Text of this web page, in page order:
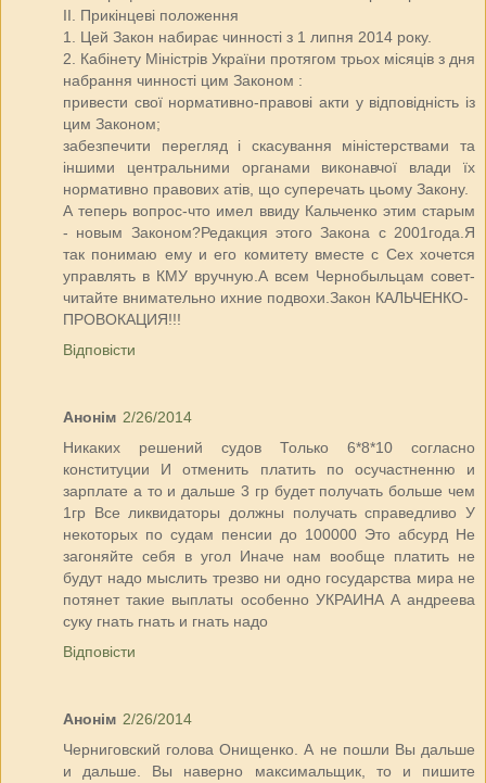
ІІ. Прикінцеві положення
1. Цей Закон набирає чинності з 1 липня 2014 року.
2. Кабінету Міністрів України протягом трьох місяців з дня
набрання чинності цим Законом :
привести свої нормативно-правові акти у відповідність із
цим Законом;
забезпечити перегляд і скасування міністерствами та
іншими центральними органами виконавчої влади їх
нормативно правових атів, що суперечать цьому Закону.
А теперь вопрос-что имел ввиду Кальченко этим старым
- новым Законом?Редакция этого Закона с 2001года.Я
так понимаю ему и его комитету вместе с Сех хочется
управлять в КМУ вручную.А всем Чернобыльцам совет-
читайте внимательно ихние подвохи.Закон КАЛЬЧЕНКО-
ПРОВОКАЦИЯ!!!
Відповісти
Анонім 2/26/2014
Никаких решений судов Только 6*8*10 согласно
конституции И отменить платить по осучастненню и
зарплате а то и дальше 3 гр будет получать больше чем
1гр Все ликвидаторы должны получать справедливо У
некоторых по судам пенсии до 100000 Это абсурд Не
загоняйте себя в угол Иначе нам вообще платить не
будут надо мыслить трезво ни одно государства мира не
потянет такие выплаты особенно УКРАИНА А андреева
суку гнать гнать и гнать надо
Відповісти
Анонім 2/26/2014
Черниговский голова Онищенко. А не пошли Вы дальше
и дальше. Вы наверно максимальщик, то и пишите